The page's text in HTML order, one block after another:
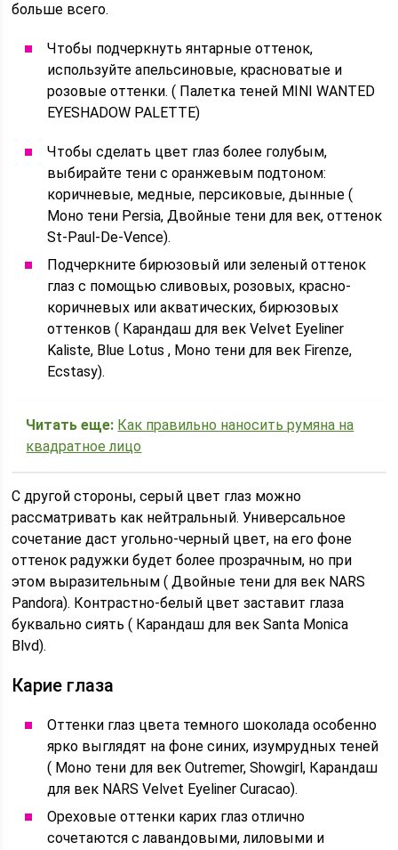
больше всего.
Чтобы подчеркнуть янтарные оттенок,
используйте апельсиновые, красноватые и
розовые оттенки. ( Палетка теней MINI WANTED
EYESHADOW PALETTE)
Чтобы сделать цвет глаз более голубым,
выбирайте тени с оранжевым подтоном:
коричневые, медные, персиковые, дынные (
Моно тени Persia, Двойные тени для век, оттенок
St-Paul-De-Vence).
Подчеркните бирюзовый или зеленый оттенок
глаз с помощью сливовых, розовых, красно-
коричневых или акватических, бирюзовых
оттенков ( Карандаш для век Velvet Eyeliner
Kaliste, Blue Lotus , Моно тени для век Firenze,
Ecstasy).
Читать еще: Как правильно наносить румяна на
квадратное лицо
С другой стороны, серый цвет глаз можно
рассматривать как нейтральный. Универсальное
сочетание даст угольно-черный цвет, на его фоне
оттенок радужки будет более прозрачным, но при
этом выразительным ( Двойные тени для век NARS
Pandora). Контрастно-белый цвет заставит глаза
буквально сиять ( Карандаш для век Santa Monica
Blvd).
Карие глаза
Оттенки глаз цвета темного шоколада особенно
ярко выглядят на фоне синих, изумрудных теней
( Моно тени для век Outremer, Showgirl, Карандаш
для век NARS Velvet Eyeliner Curacao).
Ореховые оттенки карих глаз отлично
сочетаются с лавандовыми, лиловыми и